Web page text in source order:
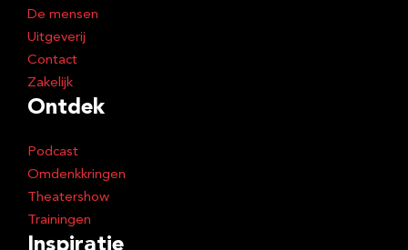
De mensen
Uitgeverij
Contact
Zakelijk
Ontdek
Podcast
Omdenkkringen
Theatershow
Trainingen
Inspiratie